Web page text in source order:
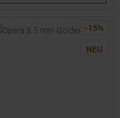
-15%
NEU